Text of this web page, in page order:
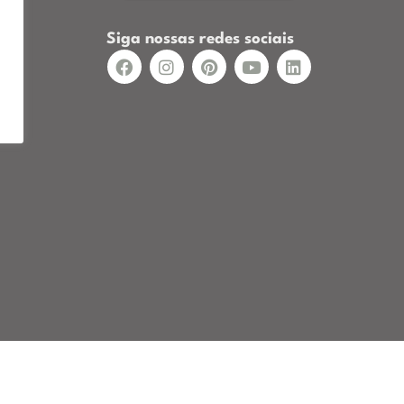
Siga nossas redes sociais